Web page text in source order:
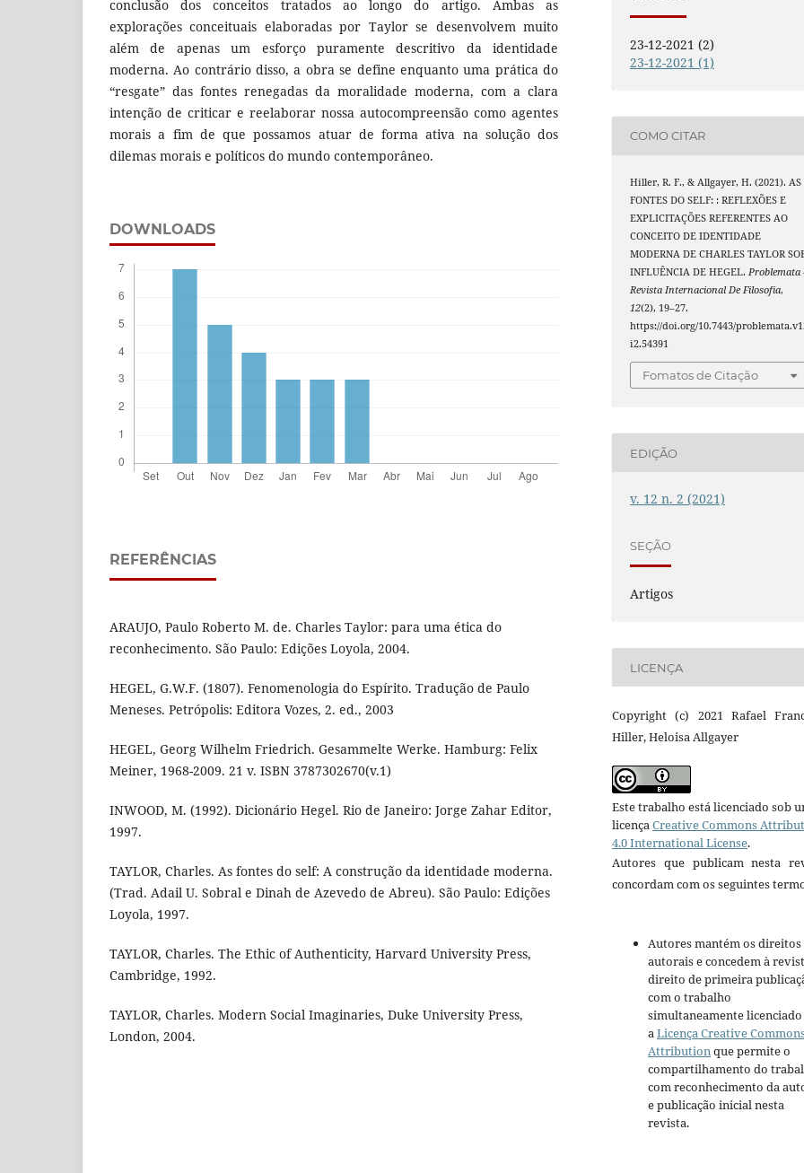
conclusão dos conceitos tratados ao longo do artigo. Ambas as
explorações conceituais elaboradas por Taylor se desenvolvem muito
além de apenas um esforço puramente descritivo da identidade
moderna. Ao contrário disso, a obra se define enquanto uma prática do
“resgate” das fontes renegadas da moralidade moderna, com a clara
intenção de criticar e reelaborar nossa autocompreensão como agentes
morais a fim de que possamos atuar de forma ativa na solução dos
dilemas morais e políticos do mundo contemporâneo.
DOWNLOADS
REFERÊNCIAS
ARAUJO, Paulo Roberto M. de. Charles Taylor: para uma ética do
reconhecimento. São Paulo: Edições Loyola, 2004.
HEGEL, G.W.F. (1807). Fenomenologia do Espírito. Tradução de Paulo
Meneses. Petrópolis: Editora Vozes, 2. ed., 2003
HEGEL, Georg Wilhelm Friedrich. Gesammelte Werke. Hamburg: Felix
Meiner, 1968-2009. 21 v. ISBN 3787302670(v.1)
INWOOD, M. (1992). Dicionário Hegel. Rio de Janeiro: Jorge Zahar Editor,
1997.
TAYLOR, Charles. As fontes do self: A construção da identidade moderna.
(Trad. Adail U. Sobral e Dinah de Azevedo de Abreu). São Paulo: Edições
Loyola, 1997.
TAYLOR, Charles. The Ethic of Authenticity, Harvard University Press,
Cambridge, 1992.
TAYLOR, Charles. Modern Social Imaginaries, Duke University Press,
London, 2004.
23-12-2021 (2)
23-12-2021 (1)
COMO CITAR
Hiller, R. F., & Allgayer, H. (2021). AS
FONTES DO SELF: : REFLEXÕES E
EXPLICITAÇÕES REFERENTES AO
CONCEITO DE IDENTIDADE
MODERNA DE CHARLES TAYLOR
INFLUÊNCIA DE HEGEL. Problemata
Revista Internacional De Filosofia,
12(2), 19–27.
https://doi.org/10.7443/
i2.54391
Fomatos de Citação
EDIÇÃO
v. 12 n. 2 (2021)
SEÇÃO
Artigos
LICENÇA
Copyright (c) 2021 Rafael
Hiller, Heloisa Allgayer
Este trabalho está licenciado sob
licençaCreative Commons
4.0 International License.
Autores que publicam nesta
concordam com os seguintes
Autores mantém os direitos
autorais e concedem à
direito de primeira
com o trabalho
simultaneamente
aLicença Creative
Attributionque permite o
compartilhamento do
com reconhecimento da
e publicação inicial nesta
revista.